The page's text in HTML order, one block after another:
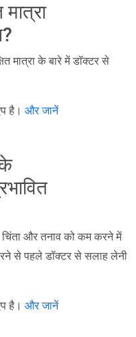
मात्रा के बारे में डॉक्टर से
है। और जानें
चिंता और तनाव को कम करने में
से पहले डॉक्टर से सलाह लेनी
है। और जानें